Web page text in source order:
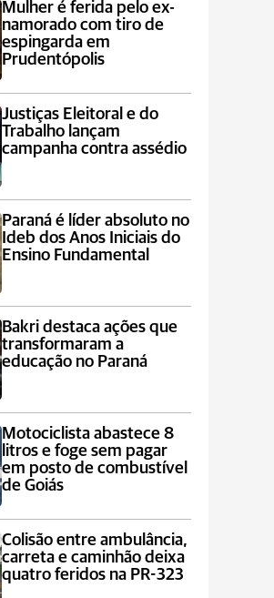
Mulher é ferida pelo ex-
namorado com tiro de
espingarda em
Prudentópolis
Justiças Eleitoral e do
Trabalho lançam
campanha contra assédio
Paraná é líder absoluto no
Ideb dos Anos Iniciais do
Ensino Fundamental
Bakri destaca ações que
transformaram a
educação no Paraná
Motociclista abastece 8
litros e foge sem pagar
em posto de combustível
de Goiás
Colisão entre ambulância,
carreta e caminhão deixa
quatro feridos na PR-323